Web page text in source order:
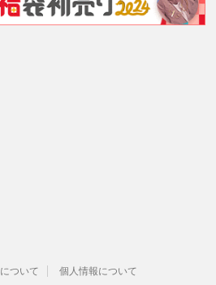
ついて 個人情報について